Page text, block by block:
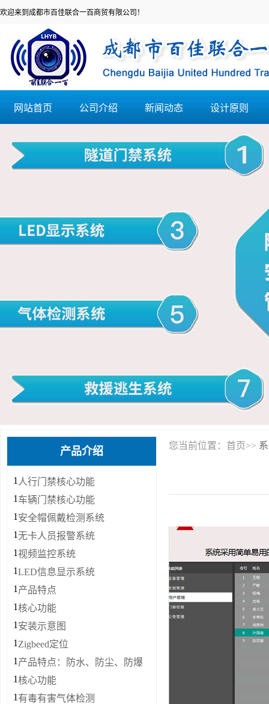
欢迎来到成都市百佳联合一百商贸有限公司！
网站首页 公司介绍 新闻动态 设计原则
产品介绍
1 人行门禁核心功能
1 车辆门禁核心功能
1 安全帽佩戴检测系统
1无卡人员报警系统
1 视频监控系统
1LED信息显示系统
1 产品特点
1核心功能
1 安装示意图
1 Zigbeed定位
1 产品特点：防水、防尘、防爆
1核心功能
1 有毒有害气体检测
您当前位置：首页>>